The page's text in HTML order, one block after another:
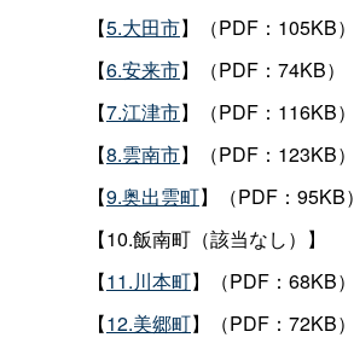
【5.大田市】（PDF：105KB）
【6.安来市】（PDF：74KB）
【7.江津市】（PDF：116KB）
【8.雲南市】（PDF：123KB）
【9.奥出雲町】（PDF：95KB）
【10.飯南町（該当なし）】
【11.川本町】（PDF：68KB）
【12.美郷町】（PDF：72KB）